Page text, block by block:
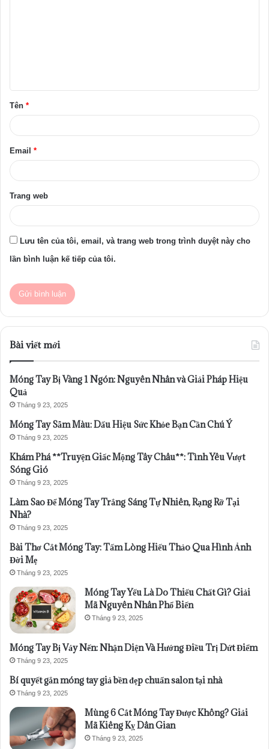
ậ
n
Tên *
Email *
Trang web
Lưu tên của tôi, email, và trang web trong trình duyệt này cho
lần bình luận kế tiếp của tôi.
Bài viết mới
Móng Tay Bị Vàng 1 Ngón: Nguyên Nhân và Giải Pháp Hiệu
Quả
Tháng 9 23, 2025
Móng Tay Sẫm Màu: Dấu Hiệu Sức Khỏe Bạn Cần Chú Ý
Tháng 9 23, 2025
Khám Phá **Truyện Giấc Mộng Tây Châu**: Tình Yêu Vượt
Sóng Gió
Tháng 9 23, 2025
Làm Sao Để Móng Tay Trắng Sáng Tự Nhiên, Rạng Rỡ Tại
Nhà?
Tháng 9 23, 2025
Bài Thơ Cắt Móng Tay: Tấm Lòng Hiếu Thảo Qua Hình Ảnh
Đời Mẹ
Tháng 9 23, 2025
Móng Tay Yếu Là Do Thiếu Chất Gì? Giải
Mã Nguyên Nhân Phổ Biến
Tháng 9 23, 2025
Móng Tay Bị Vảy Nến: Nhận Diện Và Hướng Điều Trị Dứt Điểm
Tháng 9 23, 2025
Bí quyết gắn móng tay giả bền đẹp chuẩn salon tại nhà
Tháng 9 23, 2025
Mùng 6 Cắt Móng Tay Được Không? Giải
Mã Kiêng Kỵ Dân Gian
Tháng 9 23, 2025